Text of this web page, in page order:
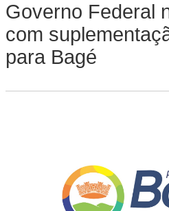
Governo Federal
com
para Bagé